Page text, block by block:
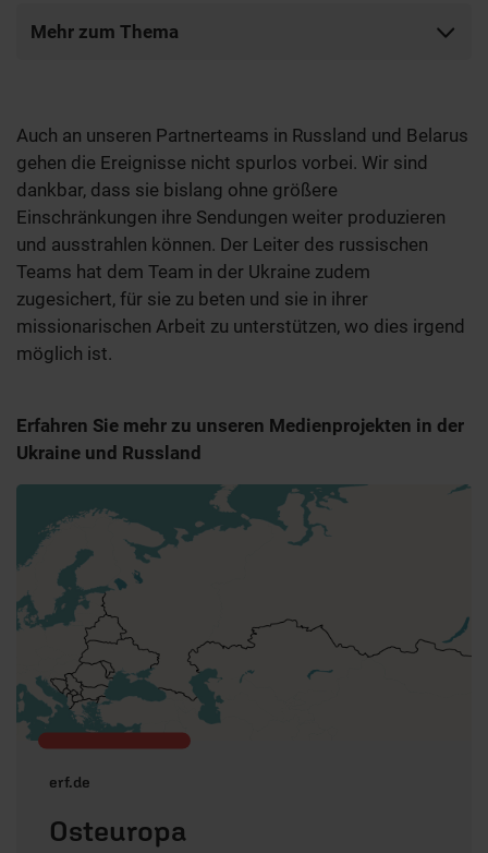
Mehr zum Thema
Auch an unseren Partnerteams in Russland und Belarus
gehen die Ereignisse nicht spurlos vorbei. Wir sind
dankbar, dass sie bislang ohne größere
Einschränkungen ihre Sendungen weiter produzieren
und ausstrahlen können. Der Leiter des russischen
Teams hat dem Team in der Ukraine zudem
zugesichert, für sie zu beten und sie in ihrer
missionarischen Arbeit zu unterstützen, wo dies irgend
möglich ist.
Erfahren Sie mehr zu unseren Medienprojekten in der
Ukraine und Russland
erf.de
Osteuropa